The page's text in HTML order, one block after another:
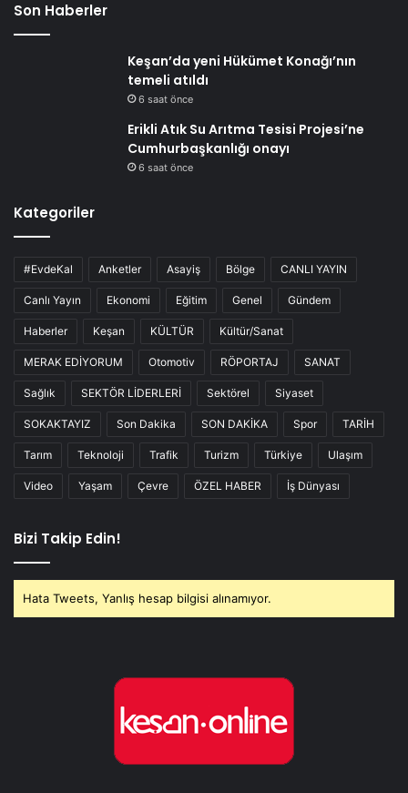
Son Haberler
Keşan’da yeni Hükümet Konağı’nın
temeli atıldı
6 saat önce
Erikli Atık Su Arıtma Tesisi Projesi’ne
Cumhurbaşkanlığı onayı
6 saat önce
Kategoriler
#EvdeKal Anketler Asayiş Bölge CANLI YAYIN
Canlı Yayın Ekonomi Eğitim Genel Gündem
Haberler Keşan KÜLTÜR Kültür/Sanat
MERAK EDİYORUM Otomotiv RÖPORTAJ SANAT
Sağlık SEKTÖR LİDERLERİ Sektörel Siyaset
SOKAKTAYIZ Son Dakika SON DAKİKA Spor TARİH
Tarım Teknoloji Trafik Turizm Türkiye Ulaşım
Video Yaşam Çevre ÖZEL HABER İş Dünyası
Bizi Takip Edin!
Hata Tweets, Yanlış hesap bilgisi alınamıyor.